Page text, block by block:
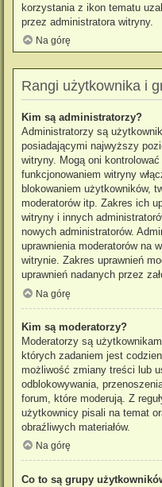
korzystania z ikon tematu
przez administratora witryny.
Na górę
Rangi użytkownika i
Kim są administratorzy?
Administratorzy są
posiadającymi najwyższy
witryny. Mogą oni
funkcjonowaniem witryny
blokowaniem użytkowników,
moderatorów itp. Zakres ich
witryny i innych
nowych administratorów.
uprawnienia moderatorów na
witrynie. Zakres uprawnień
uprawnień nadanych przez
Na górę
Kim są moderatorzy?
Moderatorzy są
których zadaniem jest
możliwość zmiany treści lub
odblokowywania,
forum, które moderują. Z
użytkownicy pisali na temat
obraźliwych materiałów.
Na górę
Co to są grupy